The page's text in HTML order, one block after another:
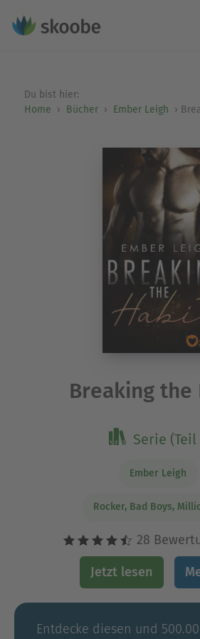
Du bist hier:
Home
Bücher Ember Leigh
Breaking the
Serie (Teil
Ember Leigh
Rocker, Bad Boys,
28
Jetzt lesen
Entdecke diesen und